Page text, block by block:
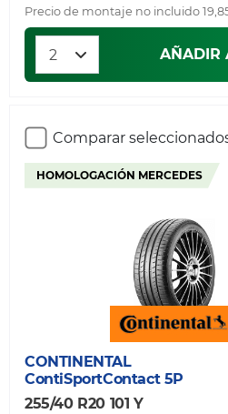
Precio de montaje no incluido
AÑADIR
Comparar
HOMOLOGACIÓN MERCEDES
CONTINENTAL
ContiSportContact 5P
255/40 R20 101 Y